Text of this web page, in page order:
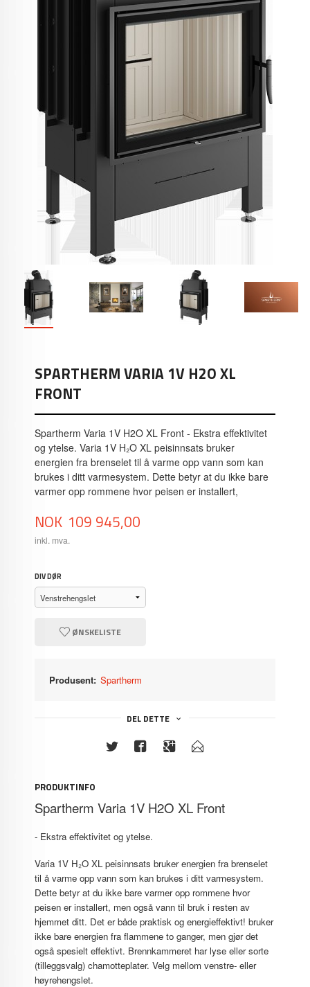
SPARTHERM VARIA 1V H2O XL
FRONT
Spartherm Varia 1V H2O XL Front - Ekstra effektivitet
og ytelse. Varia 1V H₂O XL peisinnsats bruker
energien fra brenselet til å varme opp vann som kan
brukes i ditt varmesystem. Dette betyr at du ikke bare
varmer opp rommene hvor peisen er installert,
Pris
NOK 109 945,00
inkl. mva.
DIV DØR
ØNSKELISTE
Produsent: Spartherm
DEL DETTE
PRODUKTINFO
Spartherm Varia 1V H2O XL Front
- Ekstra effektivitet og ytelse.
Varia 1V H₂O XL peisinnsats bruker energien fra brenselet
til å varme opp vann som kan brukes i ditt varmesystem.
Dette betyr at du ikke bare varmer opp rommene hvor
peisen er installert, men også vann til bruk i resten av
hjemmet ditt. Det er både praktisk og energieffektivt! bruker
ikke bare energien fra flammene to ganger, men gjør det
også spesielt effektivt. Brennkammeret har lyse eller sorte
(tilleggsvalg) chamotteplater. Velg mellom venstre- eller
høyrehengslet.